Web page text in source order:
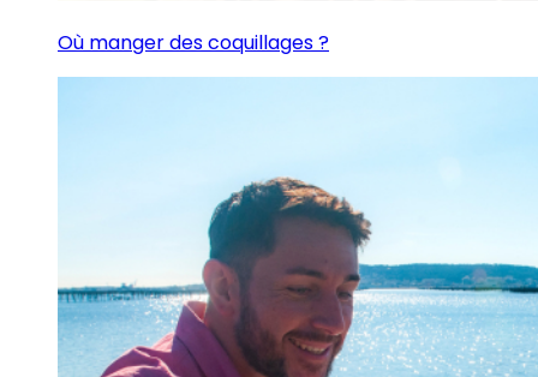
Où manger des coquillages ?